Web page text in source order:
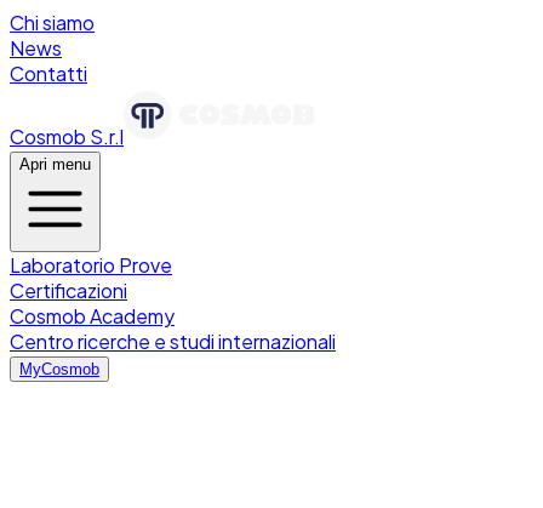
Chi siamo
News
Contatti
Cosmob S.r.l
Apri menu
Laboratorio Prove
Certificazioni
Cosmob Academy
Centro ricerche e studi internazionali
MyCosmob